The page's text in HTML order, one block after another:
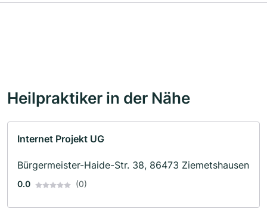
Heilpraktiker in der Nähe
Internet Projekt UG
Bürgermeister-Haide-Str. 38, 86473 Ziemetshausen
0.0 (0)